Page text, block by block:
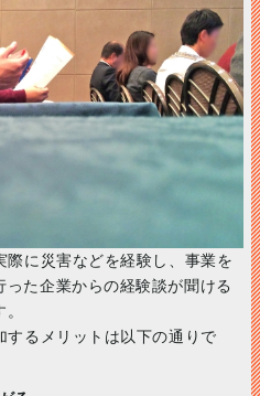
際に災害などを経験し、事業を
た企業からの経験談が聞ける
するメリットは以下の通りで